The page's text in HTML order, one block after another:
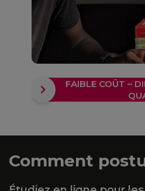
FAIBLE COÛT –
Comment